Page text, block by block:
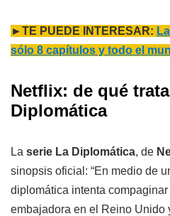
►TE PUEDE INTERESAR:
sólo 8 capítulos y todo el
Netflix: de qué
Diplomática
La serie La Diplomática, de
sinopsis oficial: “En medio de
diplomática intenta
embajadora en el Reino Unido